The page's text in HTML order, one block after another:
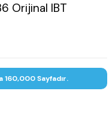
Orijinal IBT
160,000 Sayfadır.